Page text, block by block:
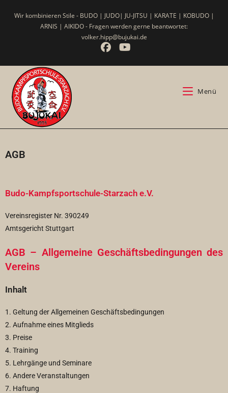
Wir kombinieren Stile - BUDO | JUDO| JU-JITSU | KARATE | KOBUDO |
ARNIS | AIKIDO - Fragen werden gerne beantwortet:
volker.hipp@bujukai.de
Menü
AGB
Budo-Kampfsportschule-Starzach e.V.
Vereinsregister Nr. 390249
Amtsgericht Stuttgart
AGB – Allgemeine Geschäftsbedingungen des
Vereins
Inhalt
1. Geltung der Allgemeinen Geschäftsbedingungen
2. Aufnahme eines Mitglieds
3. Preise
4. Training
5. Lehrgänge und Seminare
6. Andere Veranstaltungen
7. Haftung